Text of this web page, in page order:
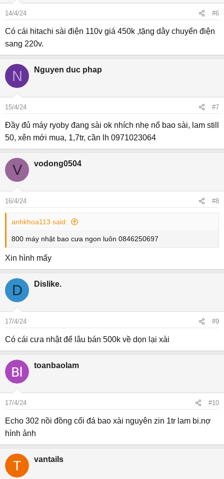
14/4/24 #6
Có cái hitachi sài điện 110v giá 450k ,tặng dây chuyển điện
sang 220v.
N Nguyen duc phap
15/4/24 #7
Đầy đủ máy ryoby đang sài ok nhích nhẹ nổ bao sài, lam still
50, xên mới mua, 1,7tr, cần lh 0971023064
V vodong0504
16/4/24 #8
anhkhoa113 said:
800 máy nhật bao cưa ngon luôn 0846250697
Xin hình mấy
D Dislike.
17/4/24 #9
Có cái cưa nhật để lâu bán 500k về dọn lại xài
toanbaolam
17/4/24 #10
Echo 302 nồi đồng cối đá bao xài nguyên zin 1tr lam bi.nợ
hình ảnh
vantails